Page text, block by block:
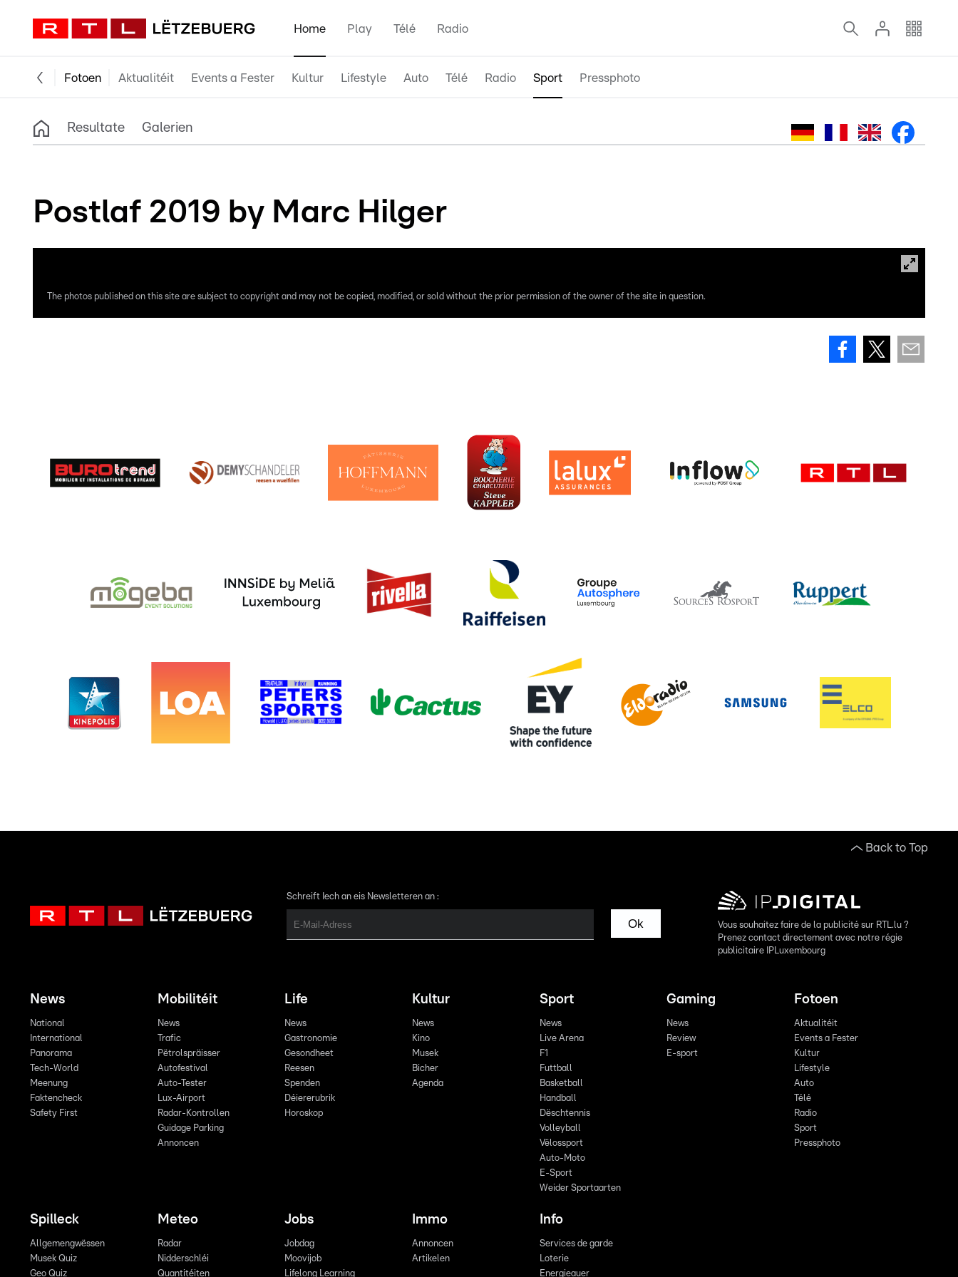
Home Play Télé Radio
Fotoen Aktualitéit Events a Fester Kultur Lifestyle Auto Télé Radio Sport Pressphoto
Resultate Galerien
Postlaf 2019 by Marc Hilger
The photos published on this site are subject to copyright and may not be copied, modified, or sold without the prior permission of the owner of the site in question.
Back to Top
Schreift Iech an eis Newsletteren an :
Ok
Vous souhaitez faire de la publicité sur RTL.lu ?
Prenez contact directement avec notre régie
publicitaire IPLuxembourg
News
National
International
Panorama
Tech-World
Meenung
Faktencheck
Safety First
Mobilitéit
News
Trafic
Pëtrolspräisser
Autofestival
Auto-Tester
Lux-Airport
Radar-Kontrollen
Guidage Parking
Annoncen
Life
News
Gastronomie
Gesondheet
Reesen
Spenden
Déiererubrik
Horoskop
Kultur
News
Kino
Musek
Bicher
Agenda
Sport
News
Live Arena
F1
Futtball
Basketball
Handball
Dëschtennis
Volleyball
Vëlossport
Auto-Moto
E-Sport
Weider Sportaarten
Gaming
News
Review
E-sport
Fotoen
Aktualitéit
Events a Fester
Kultur
Lifestyle
Auto
Télé
Radio
Sport
Pressphoto
Spilleck
Allgemengwëssen
Musek Quiz
Geo Quiz
Meteo
Radar
Nidderschléi
Quantitéiten
Jobs
Jobdag
Moovijob
Lifelong Learning
Immo
Annoncen
Artikelen
Info
Services de garde
Loterie
Energieauer